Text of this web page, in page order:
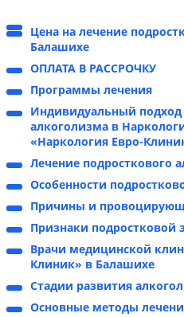
Цена на лечение
Балашихе
ОПЛАТА В РАССРОЧКУ
Программы лечения
Индивидуальный подход
алкоголизма в
«Наркология Евро-
Лечение подросткового
Особенности
Причины и
Признаки подростковой
Врачи медицинской
Клиник» в Балашихе
Стадии развития
Основные методы